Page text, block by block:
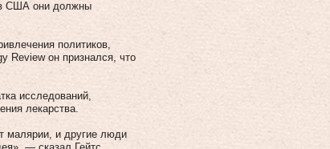
в США они должны
политиков,
Review он признался, что
исследований,
лекарства.
малярии, и другие люди